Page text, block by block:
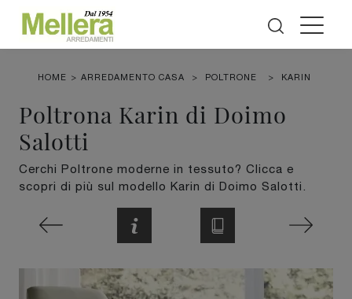
HOME > ARREDAMENTO CASA > POLTRONE > KARIN
Poltrona Karin di Doimo
Salotti
Cerchi Poltrone moderne in tessuto? Clicca e
scopri di più sul modello Karin di Doimo Salotti.